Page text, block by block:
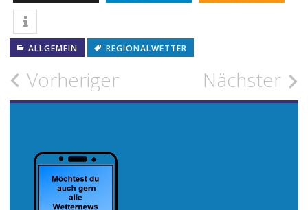
ALLGEMEIN REGIONALWETTER
Beitragsnavigation
Vorheriger Nächster